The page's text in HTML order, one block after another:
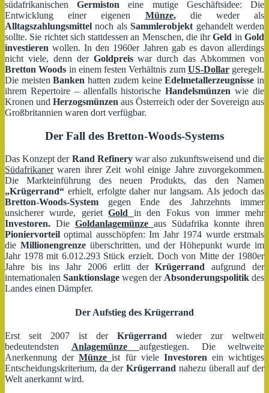
südafrikanischenGermiston eine mutige Geschäftsidee: Die
Entwicklung einer eigenen Münze,die weder als
Alltagszahlungsmittel noch alsSammlerobjekt gehandelt werden
sollte. Sie richtet sich stattdessen an Menschen, die ihrGeld inGold
investieren wollen. In den 1960er Jahren gab es davon allerdings
nicht viele, denn der Goldpreiswar durch das Abkommen von
Bretton Woods in einem festen Verhältnis zum US-Dollargeregelt.
Die meistenBanken hatten zudem keineEdelmetallerzeugnisse in
ihrem Repertoire – allenfalls historischeHandelsmünzen wie die
Kronen und Herzogsmünzen aus Österreich oder der Sovereign aus
Großbritannien waren dort verfügbar.
Der Fall des Bretton-Woods-Systems
Das Konzept der Rand Refinerywar also zukunftsweisend und die
Südafrikanerwaren ihrer Zeit wohl einige Jahre zuvorgekommen.
Die Markteinführung des neuen Produkts, das den Namen
„Krügerrand“ erhielt, erfolgte daher nur langsam. Als jedoch das
Bretton-Woods-System gegen Ende des Jahrzehnts immer
unsicherer wurde, gerietGold
in den Fokus von immer mehr
Investoren. Die Goldanlagemünze aus Südafrika konnte ihren
Pioniervorteil optimal ausschöpfen: Im Jahr 1974 wurde erstmals
die Millionengrenzeüberschritten, und der Höhepunkt wurde im
Jahr 1978 mit 6.012.293 Stück erzielt. Doch von Mitte der 1980er
Jahre bis ins Jahr 2006 erlitt derKrügerrand aufgrund der
internationalen Sanktionslage wegen der Absonderungspolitik des
Landes einen Dämpfer.
Der Aufstieg des Krügerrand
Erst seit 2007 ist der Krügerrand wieder zur weltweit
bedeutendsten Anlagemünze
aufgestiegen. Die weltweite
Anerkennung derMünze ist für viele Investoren ein wichtiges
Entscheidungskriterium, da derKrügerrand nahezu überall auf der
Welt anerkannt wird.